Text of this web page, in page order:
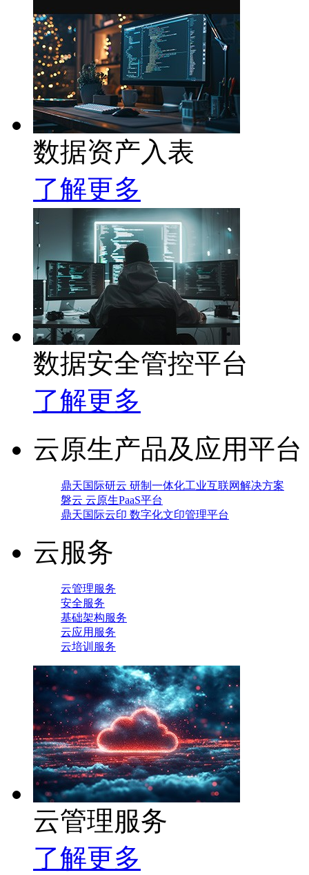
数据资产入表
了解更多
数据安全管控平台
了解更多
云原生产品及应用平台
鼎天国际研云 研制一体化工业互联网解决方案
磐云 云原生PaaS平台
鼎天国际云印 数字化文印管理平台
云服务
云管理服务
安全服务
基础架构服务
云应用服务
云培训服务
云管理服务
了解更多